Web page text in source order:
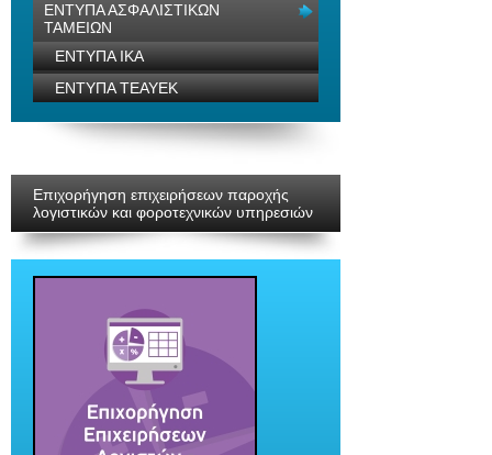
ΕΝΤΥΠΑ ΑΣΦΑΛΙΣΤΙΚΩΝ
ΤΑΜΕΙΩΝ
ΕΝΤΥΠΑ ΙΚΑ
ΕΝΤΥΠΑ ΤΕΑΥΕΚ
Επιχορήγηση επιχειρήσεων παροχής
λογιστικών και φοροτεχνικών υπηρεσιών